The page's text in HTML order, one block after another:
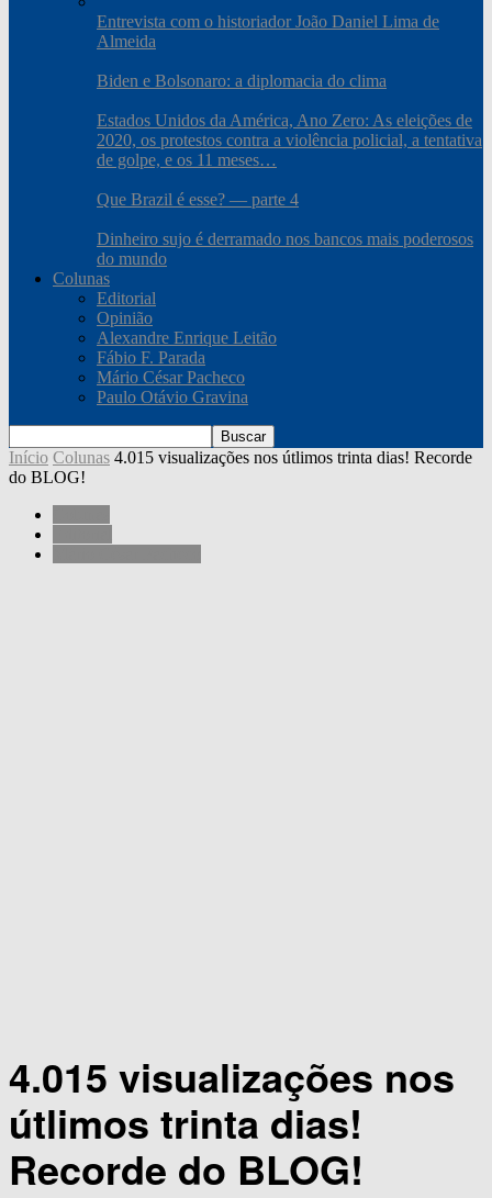
Entrevista com o historiador João Daniel Lima de
Almeida
Biden e Bolsonaro: a diplomacia do clima
Estados Unidos da América, Ano Zero: As eleições de
2020, os protestos contra a violência policial, a tentativa
de golpe, e os 11 meses…
Que Brazil é esse? — parte 4
Dinheiro sujo é derramado nos bancos mais poderosos
do mundo
Colunas
Editorial
Opinião
Alexandre Enrique Leitão
Fábio F. Parada
Mário César Pacheco
Paulo Otávio Gravina
Início Colunas 4.015 visualizações nos útlimos trinta dias! Recorde
do BLOG!
4.015 visualizações nos
útlimos trinta dias!
Recorde do BLOG!